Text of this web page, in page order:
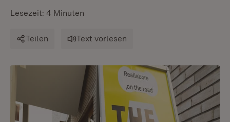
Lesezeit: 4 Minuten
Teilen Text vorlesen